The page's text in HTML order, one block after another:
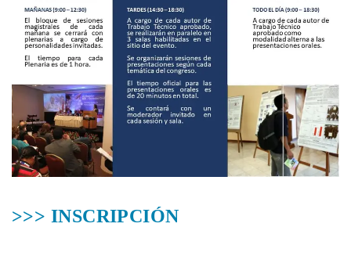
>>> INSCRIPCIÓN